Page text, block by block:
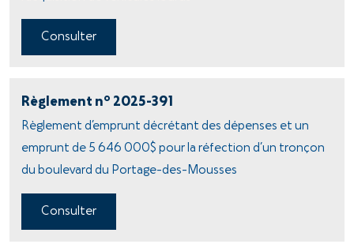
Consulter
Règlement no 2025-391
Règlement d’emprunt décrétant des dépenses et un
emprunt de 5 646 000$ pour la réfection d’un tronçon
du boulevard du Portage-des-Mousses
Consulter